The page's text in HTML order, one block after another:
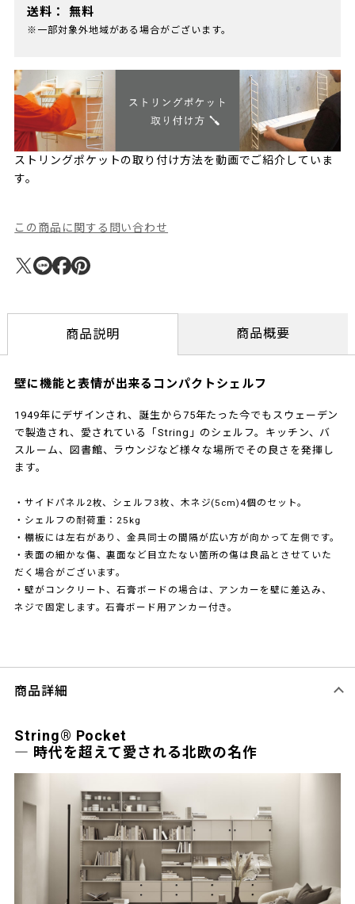
送料： 無料
※一部対象外地域がある場合がございます。
ストリングポケットの取り付け方法を動画でご紹介していま
す。
この商品に関する問い合わせ
商品説明 商品概要
壁に機能と表情が出来るコンパクトシェルフ
1949年にデザインされ、誕生から75年たった今でもスウェーデン
で製造され、愛されている「String」のシェルフ。キッチン、バ
スルーム、図書館、ラウンジなど様々な場所でその良さを発揮し
ます。
・サイドパネル2枚、シェルフ3枚、木ネジ(5cm)4個のセット。
・シェルフの耐荷重：25kg
・棚板には左右があり、金具同士の間隔が広い方が向かって左側です。
・表面の細かな傷、裏面など目立たない箇所の傷は良品とさせていた
だく場合がございます。
・壁がコンクリート、石膏ボードの場合は、アンカーを壁に差込み、
ネジで固定します。石膏ボード用アンカー付き。
商品詳細
String® Pocket
― 時代を超えて愛される北欧の名作